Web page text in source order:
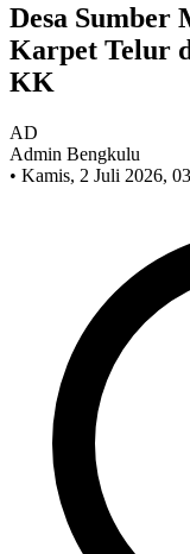
Desa Sumber
Karpet Telur
KK
AD
Admin Bengkulu
• Kamis, 2 Juli 2026,